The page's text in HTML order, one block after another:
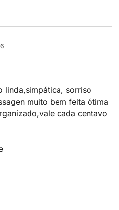
linda,simpática, sorriso
muito bem feita ótima
cada centavo